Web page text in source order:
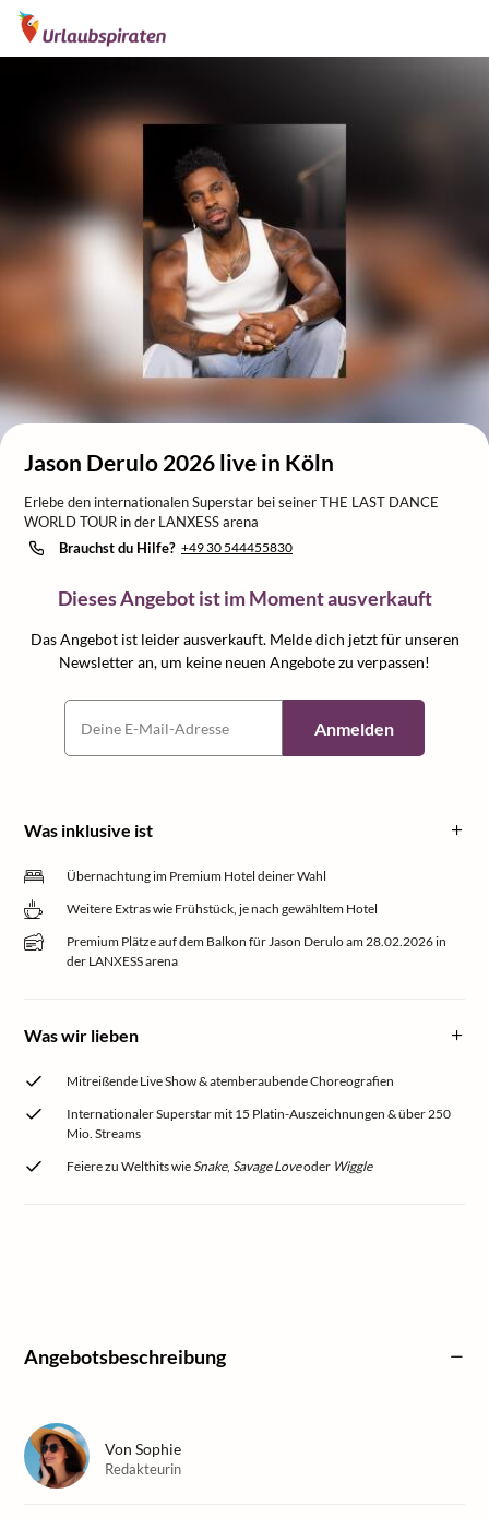
Jason Derulo 2026 live in Köln
Erlebe den internationalen Superstar bei seiner THE LAST DANCE
WORLD TOUR in der LANXESS arena
Brauchst du Hilfe? +49 30 544455830
Dieses Angebot ist im Moment ausverkauft
Das Angebot ist leider ausverkauft. Melde dich jetzt für unseren
Newsletter an, um keine neuen Angebote zu verpassen!
Anmelden
Was inklusive ist
Übernachtung im Premium Hotel deiner Wahl
Weitere Extras wie Frühstück, je nach gewähltem Hotel
Premium Plätze auf dem Balkon für Jason Derulo am 28.02.2026 in
der LANXESS arena
Was wir lieben
Mitreißende Live Show & atemberaubende Choreografien
Internationaler Superstar mit 15 Platin-Auszeichnungen & über 250
Mio. Streams
Feiere zu Welthits wie Snake, Savage Loveoder Wiggle
Angebotsbeschreibung
Von Sophie
Redakteurin